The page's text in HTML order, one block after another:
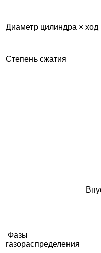
Диаметр цилиндра × ход
Степень сжатия
Фазы
газораспределения